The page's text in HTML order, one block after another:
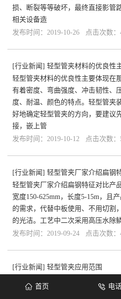
损、断裂等等破坏，最终直接影管
相关设备造
发布时间：2019-10-26 点击次数：
[行业新闻 ] 轻型管夹材料的优良性
轻型管夹材料的优良性主要体现在
有着密度、弯曲强度、冲击韧性、
度、耐温、颜色的特点。轻型管夹
好地确定轻型管夹的方向，要建议
接，嵌上管
发布时间：2019-10-12 点击次数：
[行业新闻 ] 轻型管夹厂家介绍扁钢
轻型管夹厂家介绍扁钢特征对比产
宽度150-625mm，长度5-15m，且
的需求，代替中板使用、不用切割
的光洁。工艺中二次采用高压水除
发布时间：2019-09-24 点击次数：
[行业新闻 ] 轻型管夹应用范围
尺寸系列的普通机械压力管子，
首页 电